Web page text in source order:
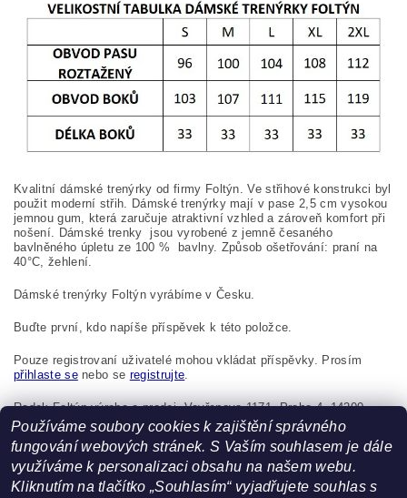
Kvalitní dámské trenýrky od firmy Foltýn. Ve střihové konstrukci byl
použit moderní střih. Dámské trenýrky mají v pase 2,5 cm vysokou
jemnou gum, která zaručuje atraktivní vzhled a zároveň komfort při
nošení. Dámské trenky jsou vyrobené z jemně česaného
bavlněného úpletu ze 100 %
bavlny. Způsob ošetřování: praní na
40°C, žehlení.
Dámské trenýrky Foltýn vyrábíme v Česku.
Buďte první, kdo napíše příspěvek k této položce.
Pouze registrovaní uživatelé mohou vkládat příspěvky. Prosím
přihlaste senebo se registrujte.
Radek Foltýn výroba a prodej, Vavřenova 1171, Praha 4, 14200,
Česká republika, foltynradek@seznam.cz
Používáme soubory cookies k zajištění správného
fungování webových stránek. S Vaším souhlasem je dále
využíváme k personalizaci obsahu na našem webu.
Kliknutím na tlačítko „Souhlasím“ vyjadřujete souhlas s